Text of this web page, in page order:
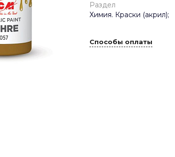
Раздел
Химия. Краски (акрил);
Способы оплаты